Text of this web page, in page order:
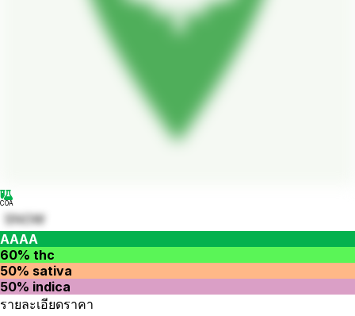
COA
SNOW
AAAA
60% thc
50% sativa
50% indica
รายละเอียดราคา